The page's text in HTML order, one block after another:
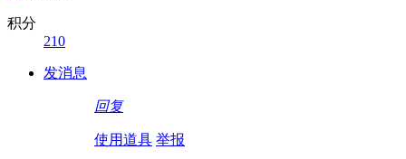
积分
210
发消息
回复
使用道具 举报